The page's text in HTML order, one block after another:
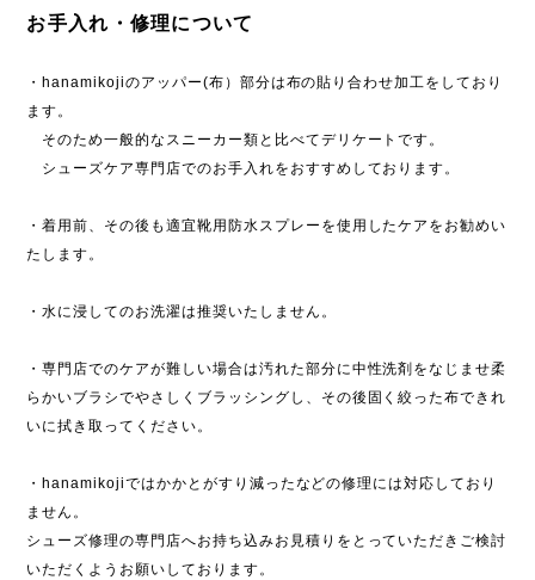
お手入れ・修理について
・hanamikojiのアッパー(布）部分は布の貼り合わせ加工をしており
ます。
そのため一般的なスニーカー類と比べてデリケートです。
シューズケア専門店でのお手入れをおすすめしております。
・着用前、その後も適宜靴用防水スプレーを使用したケアをお勧めい
たします。
・水に浸してのお洗濯は推奨いたしません。
・専門店でのケアが難しい場合は汚れた部分に中性洗剤をなじませ柔
らかいブラシでやさしくブラッシングし、その後固く絞った布できれ
いに拭き取ってください。
・hanamikojiではかかとがすり減ったなどの修理には対応しており
ません。
シューズ修理の専門店へお持ち込みお見積りをとっていただきご検討
いただくようお願いしております。